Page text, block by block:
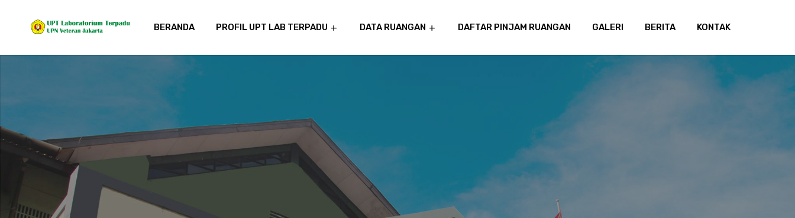
BERANDA PROFIL UPT LAB TERPADU DATA RUANGAN DAFTAR PINJAM RUANGAN GALERI BERITA KONTAK